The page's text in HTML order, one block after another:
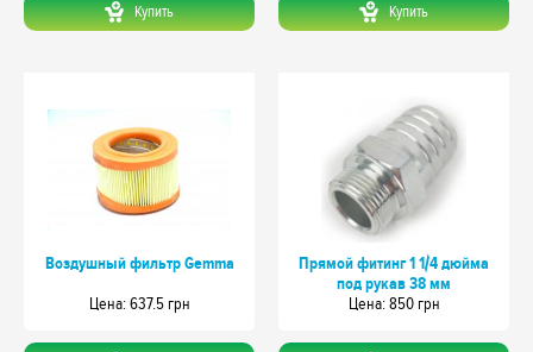
Купить Купить
Воздушный фильтр Gemma
Цeна: 637.5 грн
Прямой фитинг 1 1/4 дюйма
под рукав 38 мм
Цeна: 850 грн